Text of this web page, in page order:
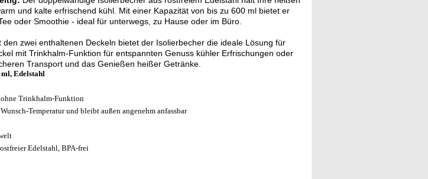
und kalte erfrischend kühl. Mit einer Kapazität von bis zu 600 ml bietet er
oder Smoothie - ideal für unterwegs, zu Hause oder im Büro.
den zwei enthaltenen Deckeln bietet der Isolierbecher die ideale Lösung für
mit Trinkhalm-Funktion für entspannten Genuss kühler Erfrischungen oder
Transport und das Genießen heißer Getränke.
Edelstahl
Trinkhalm-Funktion
Temperatur und bleibt außen angenehm anfassbar
Edelstahl, BPA-frei